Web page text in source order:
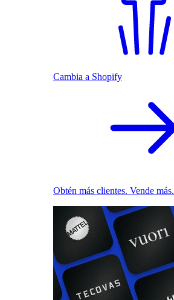
Cambia a Shopify
Obtén más clientes. Vende más.